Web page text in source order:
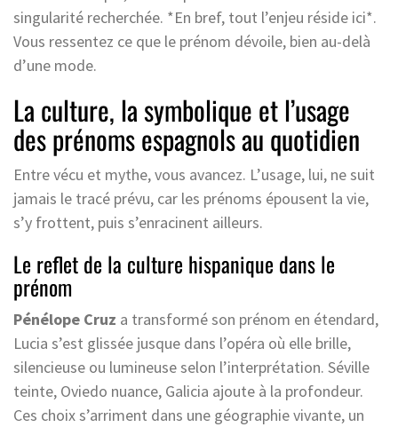
singularité recherchée. *En bref, tout l’enjeu réside ici*.
Vous ressentez ce que le prénom dévoile, bien au-delà
d’une mode.
La culture, la symbolique et l’usage
des prénoms espagnols au quotidien
Entre vécu et mythe, vous avancez. L’usage, lui, ne suit
jamais le tracé prévu, car les prénoms épousent la vie,
s’y frottent, puis s’enracinent ailleurs.
Le reflet de la culture hispanique dans le
prénom
Pénélope Cruz a transformé son prénom en étendard,
Lucia s’est glissée jusque dans l’opéra où elle brille,
silencieuse ou lumineuse selon l’interprétation. Séville
teinte, Oviedo nuance, Galicia ajoute à la profondeur.
Ces choix s’arriment dans une géographie vivante, un